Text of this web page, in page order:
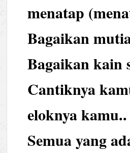
menatap
Bagaikan
Bagaikan kain
Cantiknya
eloknya kamu..
Semua yang